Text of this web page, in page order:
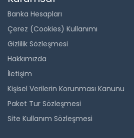
Banka Hesapları
Çerez (Cookies) Kullanımı
Gizlilik Sözleşmesi
Hakkımızda
İletişim
Kişisel Verilerin Korunması Kanunu
Paket Tur Sözleşmesi
Site Kullanım Sözleşmesi